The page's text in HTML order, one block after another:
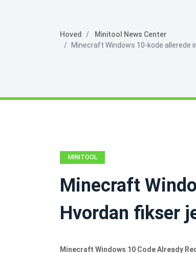
Hoved
Minitool News Center
Minecraft Windows 10-kode allerede
MINITOOL
Minecraft
Hvordan fikser
Minecraft Windows 10 Code Already